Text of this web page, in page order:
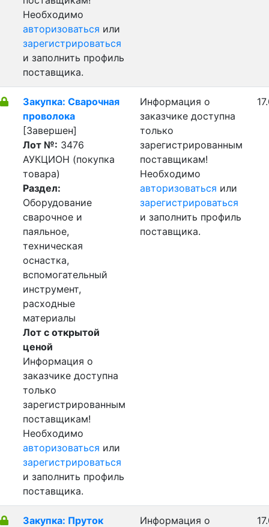
Необходимо
авторизоваться или
зарегистрироваться
и заполнить профиль
поставщика.
Закупка: Сварочная
проволока
[Завершен]
Лот №: 3476
АУКЦИОН (покупка
товара)
Раздел:
Оборудование
сварочное и
паяльное,
техническая
оснастка,
вспомогательный
инструмент,
расходные
материалы
Лот с открытой
ценой
Информация о
заказчике доступна
только
зарегистрированным
поставщикам!
Необходимо
авторизоваться или
зарегистрироваться
и заполнить профиль
поставщика.
Информация о
заказчике доступна
только
зарегистрированным
поставщикам!
Необходимо
авторизоваться или
зарегистрироваться
и заполнить профиль
поставщика.
Закупка: Пруток
Информация о